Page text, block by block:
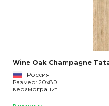
Wine Oak Champagne
Россия
Размер: 20x80
Керамогранит